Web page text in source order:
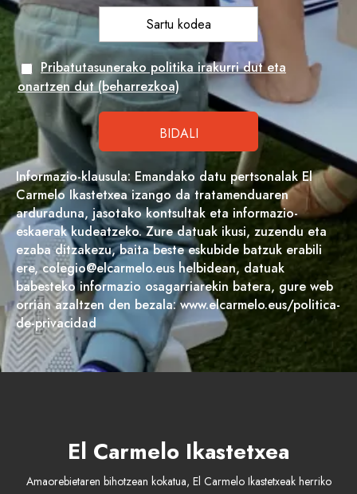
Pribatutasunerako politika irakurri dut eta
onartzen dut (beharrezkoa)
Informazio-klausula: Emandako datu pertsonalak El
Carmelo Ikastetxea izango da tratamenduaren
arduraduna, jasotako kontsultak eta informazio-
eskaerak kudeatzeko. Zure datuak ikusi, zuzendu eta
ezaba ditzakezu, baita beste eskubide batzuk erabili
ere, colegio@elcarmelo.eus helbidean, datuak
babesteko informazio osagarriarekin batera, gure web
orrian azaltzen den bezala: www.elcarmelo.eus/politica-
de-privacidad
El Carmelo Ikastetxea
Amaorebietaren bihotzean kokatua, El Carmelo Ikastetxeak herriko